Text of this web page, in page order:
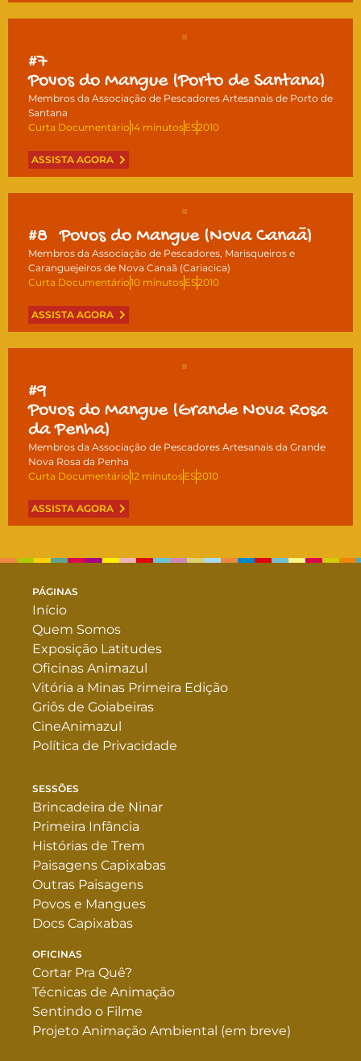
#7
Povos do Mangue (Porto de Santana)
Membros da Associação de Pescadores Artesanais de Porto de
Santana
Curta Documentário14 minutosES2010
ASSISTA AGORA
#8 Povos do Mangue (Nova Canaã)
Membros da Associação de Pescadores, Marisqueiros e
Caranguejeiros de Nova Canaã (Cariacica)
Curta Documentário10 minutosES2010
ASSISTA AGORA
#9
Povos do Mangue (Grande Nova Rosa
da Penha)
Membros da Associação de Pescadores Artesanais da Grande
Nova Rosa da Penha
Curta Documentário12 minutosES2010
ASSISTA AGORA
PÁGINAS
Início
Quem Somos
Exposição Latitudes
Oficinas Animazul
Vitória a Minas Primeira Edição
Griôs de Goiabeiras
CineAnimazul
Política de Privacidade
SESSÕES
Brincadeira de Ninar
Primeira Infância
Histórias de Trem
Paisagens Capixabas
Outras Paisagens
Povos e Mangues
Docs Capixabas
OFICINAS
Cortar Pra Quê?
Técnicas de Animação
Sentindo o Filme
Projeto Animação Ambiental (em breve)